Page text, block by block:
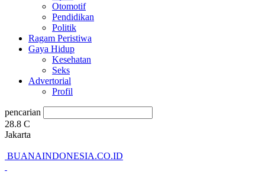
Otomotif
Pendidikan
Politik
Ragam Peristiwa
Gaya Hidup
Kesehatan
Seks
Advertorial
Profil
pencarian
28.8 C
Jakarta
BUANAINDONESIA.CO.ID